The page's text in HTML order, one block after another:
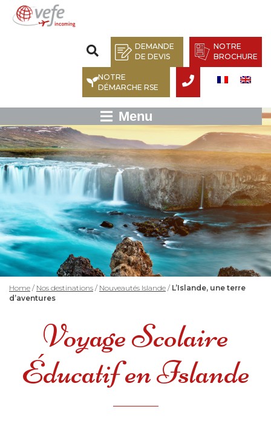
DEMANDE
DE DEVIS
NOTRE
BROCHURE
NOTRE
DÉMARCHE RSE
Menu
Home / Nos destinations / Nouveautés Islande / L’Islande, une terre
d’aventures
Voyage Scolaire
Éducatif en Islande